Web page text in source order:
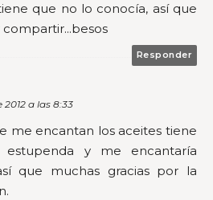
que no lo conocía, así que
compartir...besos
Responder
2012 a las 8:33
me encantan los aceites tiene
estupenda y me encantaría
que muchas gracias por la